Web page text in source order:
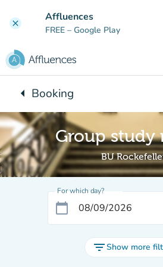
clear Affluences
FREE – Google Play
arrow_leftBack to:
Booking
Group study
BU
For which day?
calendar_today
filter_listShow more